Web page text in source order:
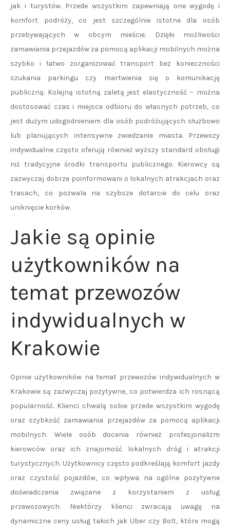
jak i turystów. Przede wszystkim zapewniają one wygodę i
komfort podróży, co jest szczególnie istotne dla osób
przebywających w obcym mieście. Dzięki możliwości
zamawiania przejazdów za pomocą aplikacji mobilnych można
szybko i łatwo zorganizować transport bez konieczności
szukania parkingu czy martwienia się o komunikację
publiczną. Kolejną istotną zaletą jest elastyczność – można
dostosować czas i miejsce odbioru do własnych potrzeb, co
jest dużym udogodnieniem dla osób podróżujących służbowo
lub planujących intensywne zwiedzanie miasta. Przewozy
indywidualne często oferują również wyższy standard obsługi
niż tradycyjne środki transportu publicznego. Kierowcy są
zazwyczaj dobrze poinformowani o lokalnych atrakcjach oraz
trasach, co pozwala na szybsze dotarcie do celu oraz
uniknięcie korków.
Jakie są opinie
użytkowników na
temat przewozów
indywidualnych w
Krakowie
Opinie użytkowników na temat przewozów indywidualnych w
Krakowie są zazwyczaj pozytywne, co potwierdza ich rosnącą
popularność. Klienci chwalą sobie przede wszystkim wygodę
oraz szybkość zamawiania przejazdów za pomocą aplikacji
mobilnych. Wiele osób docenia również profesjonalizm
kierowców oraz ich znajomość lokalnych dróg i atrakcji
turystycznych. Użytkownicy często podkreślają komfort jazdy
oraz czystość pojazdów, co wpływa na ogólne pozytywne
doświadczenia związane z korzystaniem z usług
przewozowych. Niektórzy klienci zwracają uwagę na
dynamiczne ceny usług takich jak Uber czy Bolt, które mogą